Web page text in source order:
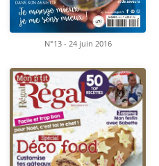
N°13 - 24 juin 2016